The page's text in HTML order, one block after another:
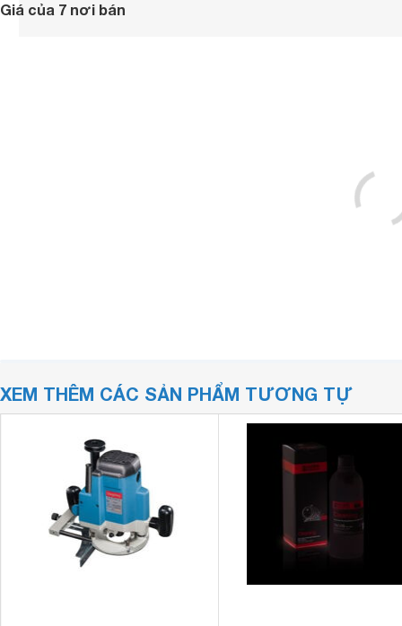
Giá của 7 nơi bán
XEM THÊM CÁC SẢN PHẨM TƯƠNG TỰ